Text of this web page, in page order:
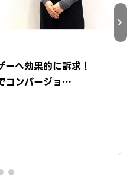
へ効果的に訴求！
コンバージョ…